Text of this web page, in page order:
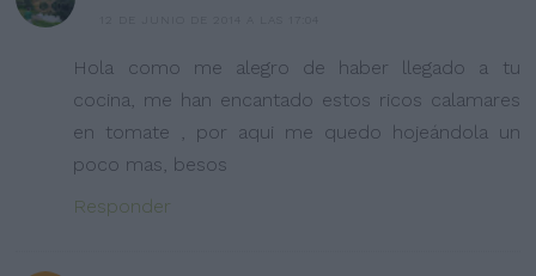
Hola como me alegro de haber llegado a tu
cocina, me han encantado estos ricos calamares
en tomate , por aqui me quedo hojeándola un
poco mas, besos
Responder